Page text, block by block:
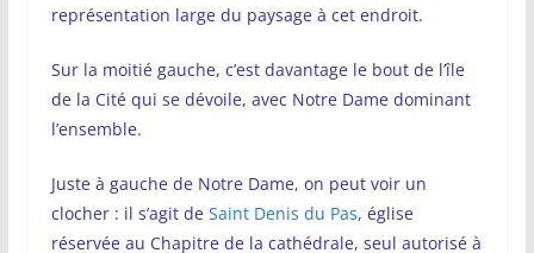
représentation large du paysage à cet endroit.
Sur la moitié gauche, c’est davantage le bout de l’île
de la Cité qui se dévoile, avec Notre Dame dominant
l’ensemble.
Juste à gauche de Notre Dame, on peut voir un
clocher : il s’agit de Saint Denis du Pas, église
réservée au Chapitre de la cathédrale, seul autorisé à